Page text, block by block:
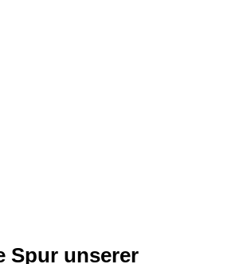
Spur unserer